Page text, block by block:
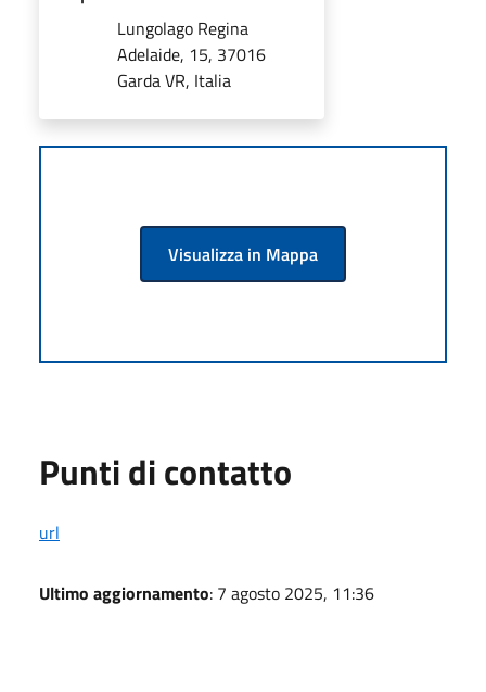
Lungolago Regina
Adelaide, 15, 37016
Garda VR, Italia
Visualizza in Mappa
Punti di contatto
url
Ultimo aggiornamento: 7 agosto 2025, 11:36